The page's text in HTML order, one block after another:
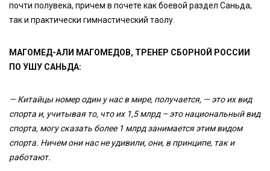
почти полувека, причем в почете как боевой раздел Саньда,
так и практически гимнастический таолу.
МАГОМЕД-АЛИ МАГОМЕДОВ, ТРЕНЕР СБОРНОЙ РОССИИ
ПО УШУ САНЬДА:
— Китайцы номер один у нас в мире, получается, — это их вид
спорта и, учитывая то, что их 1,5 млрд – это национальный вид
спорта, могу сказать более 1 млрд занимается этим видом
спорта. Ничем они нас не удивили, они, в принципе, так и
работают.